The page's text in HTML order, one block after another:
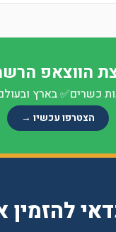
הווצאפ
כשרים✅בארץ
הצטרפו עכשיו →
להזמין